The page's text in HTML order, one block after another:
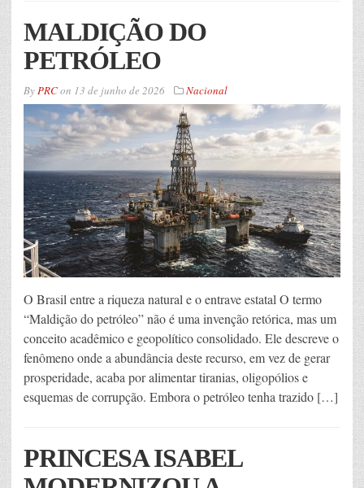
MALDIÇÃO DO
PETRÓLEO
ByPRCon 13 de junho de 2026 Nacional
O Brasil entre a riqueza natural e o entrave estatal O termo
“Maldição do petróleo” não é uma invenção retórica, mas um
conceito acadêmico e geopolítico consolidado. Ele descreve o
fenômeno onde a abundância deste recurso, em vez de gerar
prosperidade, acaba por alimentar tiranias, oligopólios e
esquemas de corrupção. Embora o petróleo tenha trazido […]
PRINCESA ISABEL